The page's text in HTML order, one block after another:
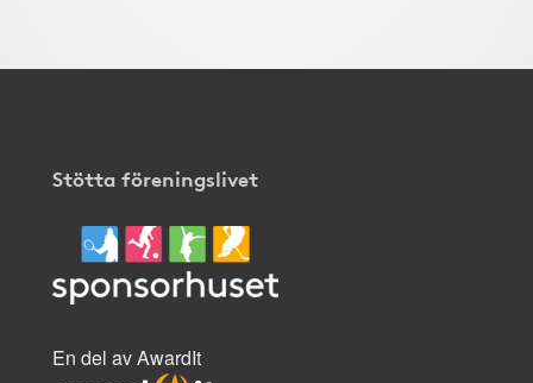
Stötta föreningslivet
En del av AwardIt